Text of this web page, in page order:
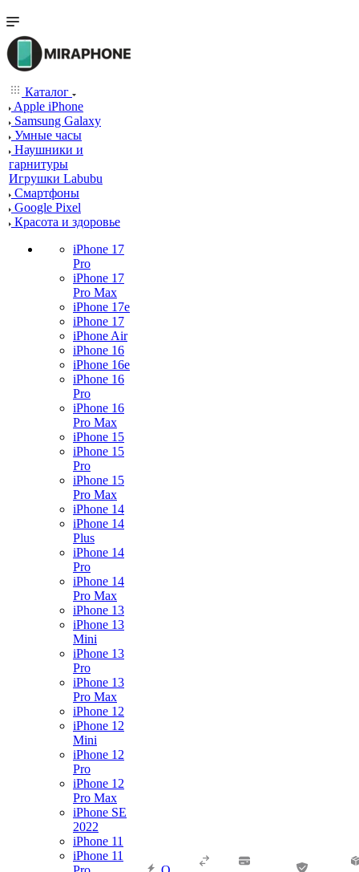
Каталог
Apple iPhone
Samsung Galaxy
Умные часы
Наушники и
гарнитуры
Игрушки Labubu
Смартфоны
Google Pixel
Красота и здоровье
iPhone 17
Pro
iPhone 17
Pro Max
iPhone 17e
iPhone 17
iPhone Air
iPhone 16
iPhone 16e
iPhone 16
Pro
iPhone 16
Pro Max
iPhone 15
iPhone 15
Pro
iPhone 15
Pro Max
iPhone 14
iPhone 14
Plus
iPhone 14
Pro
iPhone 14
Pro Max
iPhone 13
iPhone 13
Mini
iPhone 13
Pro
iPhone 13
Pro Max
iPhone 12
iPhone 12
Mini
iPhone 12
Pro
iPhone 12
Pro Max
iPhone SE
2022
iPhone 11
iPhone 11